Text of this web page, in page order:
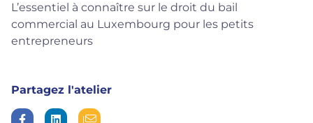
L’essentiel à connaître sur le droit du bail
commercial au Luxembourg pour les petits
entrepreneurs
Partagez l'atelier